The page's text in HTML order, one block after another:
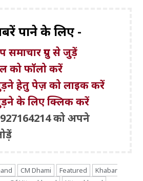
पाने के लिए -
समाचार ग्रुप से जुड़ें
को फॉलो करें
हेतु पेज़ को लाइक करें
जुड़ने के लिए क्लिक करें
को अपने
CM Dhami Featured
Khabar